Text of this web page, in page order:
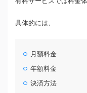
具体的には、
月額料金
年額料金
決済方法